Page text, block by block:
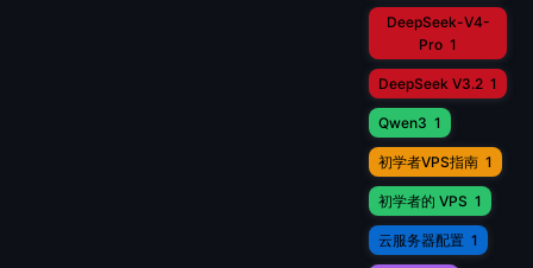
DeepSeek-V4-
Pro 1
DeepSeek V3.2 1
Qwen3 1
初学者VPS指南 1
初学者的 VPS 1
云服务器配置 1